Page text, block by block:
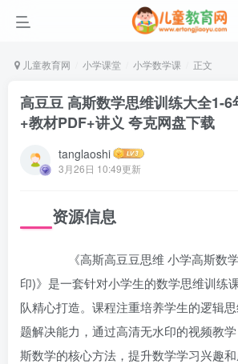
儿童教育网 小学课堂 小学数学课 正文
高豆豆 高斯数学思维训练大全1-
+教材PDF+讲义 夸克网盘下载
tanglaoshi
3月26日 10:49更新
资源信息
《高斯高豆豆思维 小学高斯数
印)》是一套针对小学生的数学思维训练
队精心打造。课程注重培养学生的逻辑
题解决能力，通过高清无水印的视频教
斯数学的核心方法，提升数学学习兴趣